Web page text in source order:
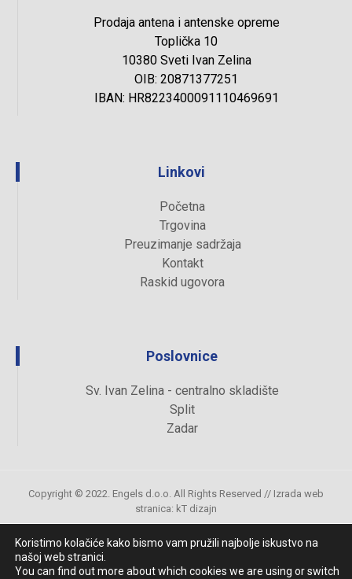
Prodaja antena i antenske opreme
Toplička 10
10380 Sveti Ivan Zelina
OIB: 20871377251
IBAN: HR8223400091110469691
Linkovi
Početna
Trgovina
Preuzimanje sadržaja
Kontakt
Raskid ugovora
Poslovnice
Sv. Ivan Zelina - centralno skladište
Split
Zadar
Copyright © 2022. Engels d.o.o. All Rights Reserved // Izrada web
stranica: kT dizajn
Koristimo kolačiće kako bismo vam pružili najbolje iskustvo na
našoj web stranici.
You can find out more about which cookies we are using or switch